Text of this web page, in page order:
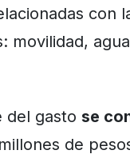
con
movilidad,
del gasto se
de